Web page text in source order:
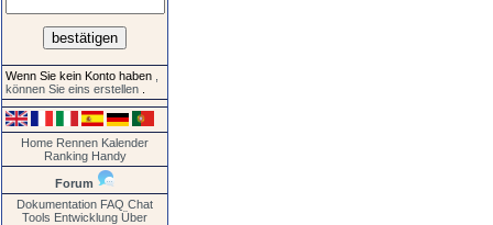
Wenn Sie kein Konto haben
können Sie eins erstellen
Home Rennen Kalender
Ranking Handy
Forum
Dokumentation FAQ Chat
Tools Entwicklung Über